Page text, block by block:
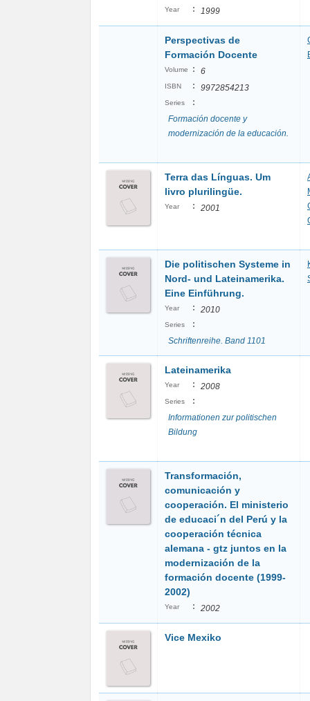
Year : 1999
Perspectivas de
Formación Docente
Volume : 6
ISBN : 9972854213
Series
:
Formación docente y
modernización de la educación.
Terra das Línguas. Um
livro plurilingüe.
Year : 2001
Die politischen Systeme in
Nord- und Lateinamerika.
Eine Einführung.
Year : 2010
Series
:
Schriftenreihe. Band 1101
Lateinamerika
Year : 2008
Series
:
Informationen zur politischen
Bildung
Transformación,
comunicación y
cooperación. El ministerio
de educaci´n del Perú y la
cooperación técnica
alemana - gtz juntos en la
modernización de la
formación docente (1999-
2002)
Year : 2002
Vice Mexiko